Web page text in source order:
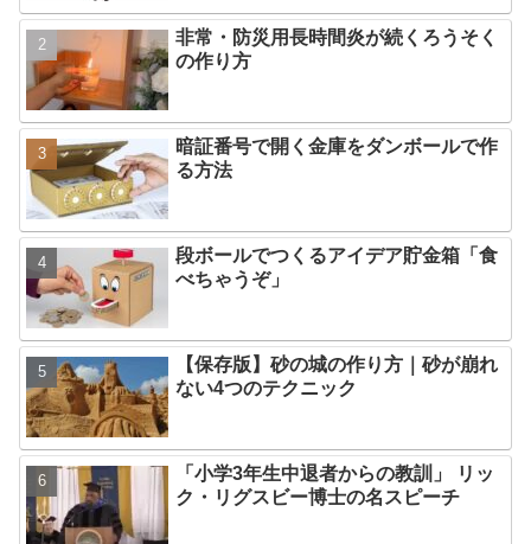
非常・防災用長時間炎が続くろうそく
の作り方
暗証番号で開く金庫をダンボールで作
る方法
段ボールでつくるアイデア貯金箱「食
べちゃうぞ」
【保存版】砂の城の作り方｜砂が崩れ
ない4つのテクニック
「小学3年生中退者からの教訓」 リッ
ク・リグスビー博士の名スピーチ